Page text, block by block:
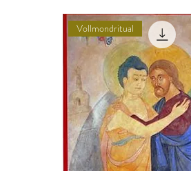
Vollmondritual